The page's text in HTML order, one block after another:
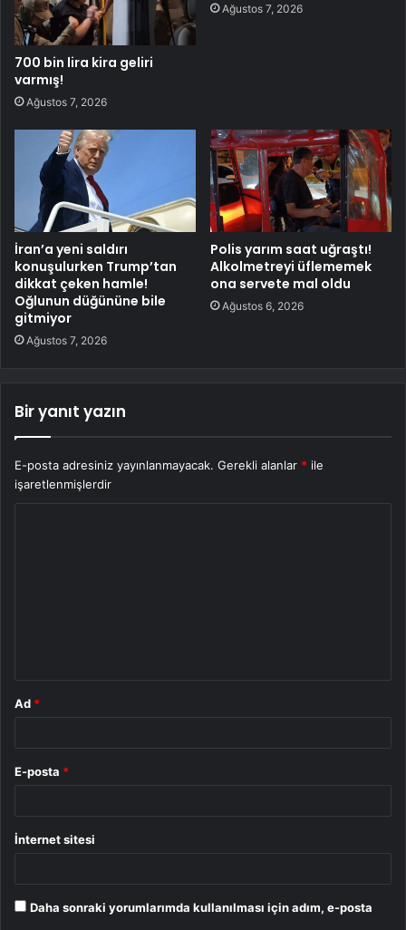
700 bin lira kira geliri
varmış!
Ağustos 7, 2026
Ağustos 7, 2026
İran’a yeni saldırı
konuşulurken Trump’tan
dikkat çeken hamle!
Oğlunun düğününe bile
gitmiyor
Ağustos 7, 2026
Polis yarım saat uğraştı!
Alkolmetreyi üflememek
ona servete mal oldu
Ağustos 6, 2026
Bir yanıt yazın
E-posta adresiniz yayınlanmayacak. Gerekli alanlar * ile
işaretlenmişlerdir
Ad *
E-posta *
İnternet sitesi
Daha sonraki yorumlarımda kullanılması için adım, e-posta